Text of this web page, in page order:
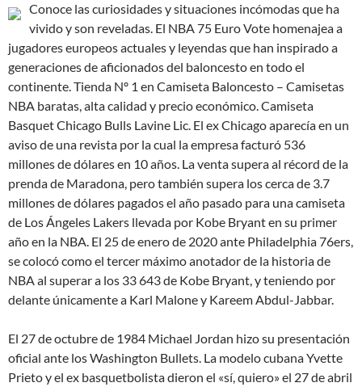
Conoce las curiosidades y situaciones incómodas que ha
vivido y son reveladas. El NBA 75 Euro Vote homenajea a
jugadores europeos actuales y leyendas que han inspirado a
generaciones de aficionados del baloncesto en todo el
continente. Tienda Nº 1 en Camiseta Baloncesto – Camisetas
NBA baratas, alta calidad y precio económico. Camiseta
Basquet Chicago Bulls Lavine Lic. El ex Chicago aparecía en un
aviso de una revista por la cual la empresa facturó 536
millones de dólares en 10 años. La venta supera al récord de la
prenda de Maradona, pero también supera los cerca de 3.7
millones de dólares pagados el año pasado para una camiseta
de Los Ángeles Lakers llevada por Kobe Bryant en su primer
año en la NBA. El 25 de enero de 2020 ante Philadelphia 76ers,
se colocó como el tercer máximo anotador de la historia de
NBA al superar a los 33 643 de Kobe Bryant, y teniendo por
delante únicamente a Karl Malone y Kareem Abdul-Jabbar.
El 27 de octubre de 1984 Michael Jordan hizo su presentación
oficial ante los Washington Bullets. La modelo cubana Yvette
Prieto y el ex basquetbolista dieron el «sí, quiero» el 27 de abril